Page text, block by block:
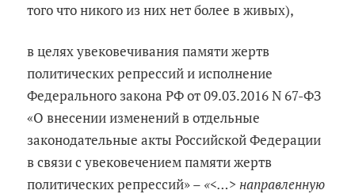
того что никого из них нет более в живых),
в целях увековечивания памяти жертв
политических репрессий и исполнение
Федерального закона РФ от 09.03.2016 N 67-ФЗ
«О внесении изменений в отдельные
законодательные акты Российской Федерации
в связи с увековечением памяти жертв
политических репрессий» – «<…> направленную